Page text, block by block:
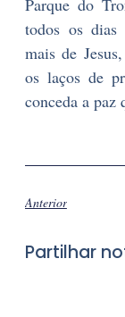
Parque do
todos os dias
mais de
os laços de
conceda a paz
Anterior
Partilhar